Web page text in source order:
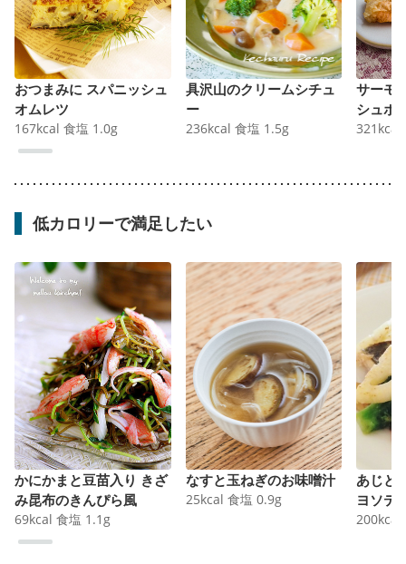
おつまみに スパニッシュ
オムレツ
167kcal 食塩 1.0g
具沢山のクリームシチュ
ー
236kcal 食塩 1.5g
サーモ
シュポ
321 kcal
低カロリーで満足したい
かにかまと豆苗入り きざ
み昆布のきんぴら風
69kcal 食塩 1.1 g
なすと玉ねぎのお味噌汁
25kcal 食塩 0.9g
あじと
ヨソテ
200kcal